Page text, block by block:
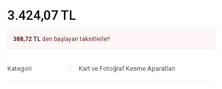
3.424,07 TL
388,72 TL den başlayan taksitlerle!!
Kategori Kart ve Fotoğraf Kesme Aparatları